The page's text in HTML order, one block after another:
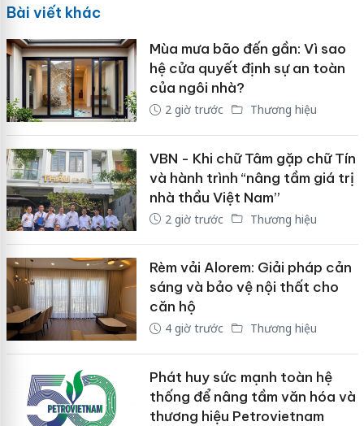
Bài viết khác
Mùa mưa bão đến gần: Vì sao
hệ cửa quyết định sự an toàn
của ngôi nhà?
2 giờ trước Thương hiệu
VBN - Khi chữ Tâm gặp chữ Tín
và hành trình “nâng tầm giá trị
nhà thầu Việt Nam”
2 giờ trước Thương hiệu
Rèm vải Alorem: Giải pháp cản
sáng và bảo vệ nội thất cho
căn hộ
4 giờ trước Thương hiệu
Phát huy sức mạnh toàn hệ
thống để nâng tầm văn hóa và
thương hiệu Petrovietnam